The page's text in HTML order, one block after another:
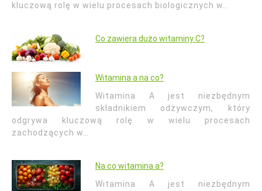
kluczową rolę w wielu procesach biologicznych w…
Co zawiera dużo witaminy C?
Witamina a na co?
Witamina A jest niezbędnym
składnikiem odżywczym, który
odgrywa kluczową rolę w wielu procesach
zachodzących w…
Na co witamina a?
Witamina A jest niezbędnym